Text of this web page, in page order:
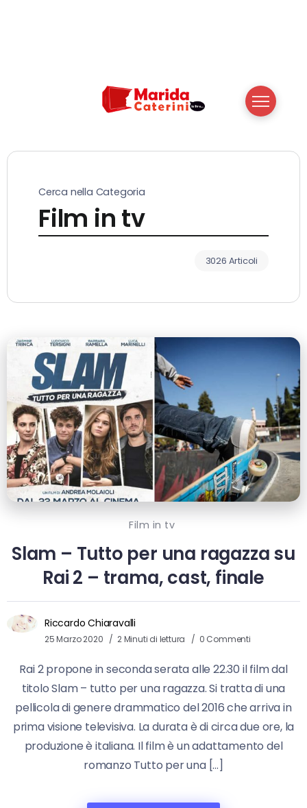
Cerca nella Categoria
Film in tv
3026 Articoli
Film in tv
Slam – Tutto per una ragazza su
Rai 2 – trama, cast, finale
Riccardo Chiaravalli
25 Marzo 2020 2 Minuti di lettura 0 Commenti
Rai 2 propone in seconda serata alle 22.30 il film dal
titolo Slam – tutto per una ragazza. Si tratta di una
pellicola di genere drammatico del 2016 che arriva in
prima visione televisiva. La durata è di circa due ore, la
produzione è italiana. Il film è un adattamento del
romanzo Tutto per una […]